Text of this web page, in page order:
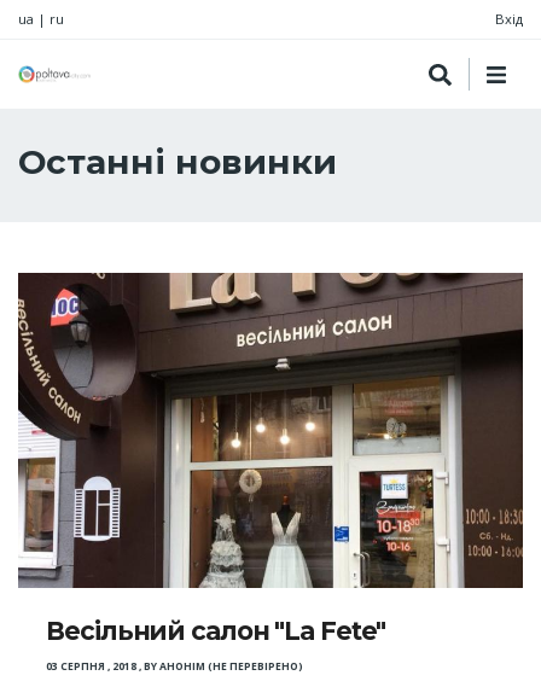
ua | ru Вхід
Останні новинки
Весільний салон "La Fete"
03 СЕРПНЯ , 2018,BYАНОНІМ (НЕ ПЕРЕВІРЕНО)